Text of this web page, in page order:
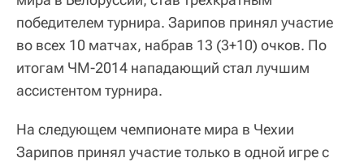
победителем турнира. Зарипов принял участие
во всех 10 матчах, набрав 13 (3+10) очков. По
итогам ЧМ-2014 нападающий стал лучшим
ассистентом турнира.
На следующем чемпионате мира в Чехии
Зарипов принял участие только в одной игре с